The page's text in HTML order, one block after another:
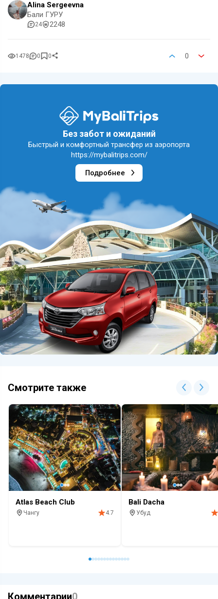
Alina Sergeevna
Бали ГУРУ
24 2248
1478 0 0 0
Без забот и ожиданий
Быстрый и комфортный трансфер из аэропорта
https://mybalitrips.com/
Подробнее
Смотрите также
Atlas Beach Club
Чангу
4.7
Bali Dacha
Убуд